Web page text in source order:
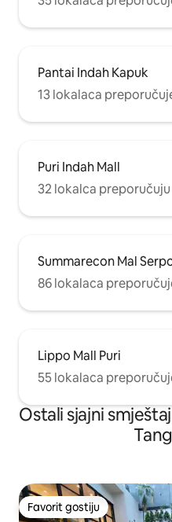
Pantai Indah Kapuk
13 lokalaca
Puri Indah Mall
32 lokalca preporučuju
Summarecon Mal
86 lokalaca
Lippo Mall Puri
55 lokalaca
Ostali sjajni
Favorit gostiju
Favorit gostiju